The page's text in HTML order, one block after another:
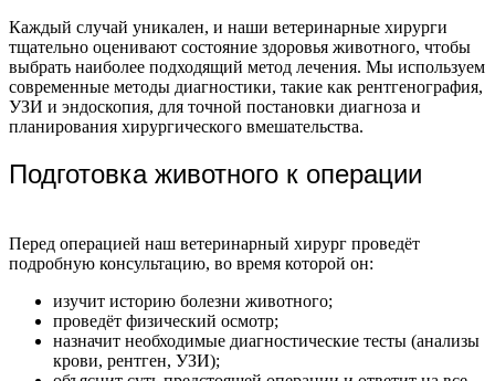
Каждый случай уникален, и наши ветеринарные хирурги
тщательно оценивают состояние здоровья животного, чтобы
выбрать наиболее подходящий метод лечения. Мы используем
современные методы диагностики, такие как рентгенография,
УЗИ и эндоскопия, для точной постановки диагноза и
планирования хирургического вмешательства.
Подготовка животного к операции
Перед операцией наш ветеринарный хирург проведёт
подробную консультацию, во время которой он:
изучит историю болезни животного;
проведёт физический осмотр;
назначит необходимые диагностические тесты (анализы
крови, рентген, УЗИ);